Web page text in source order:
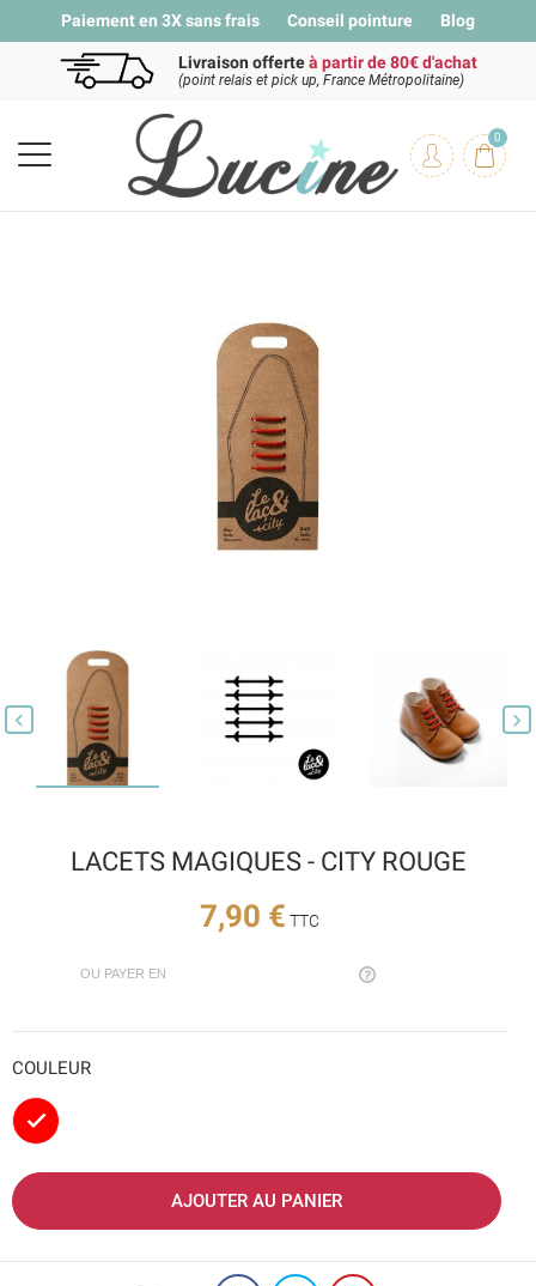
Paiement en 3X sans frais Conseil pointure Blog
Livraison offerteà partir de 80€ d'achat
(point relais et pick up, France Métropolitaine)
0
 
LACETS MAGIQUES - CITY ROUGE
7,90 € TTC
OU PAYER EN
COULEUR
Rouge
AJOUTER AU PANIER